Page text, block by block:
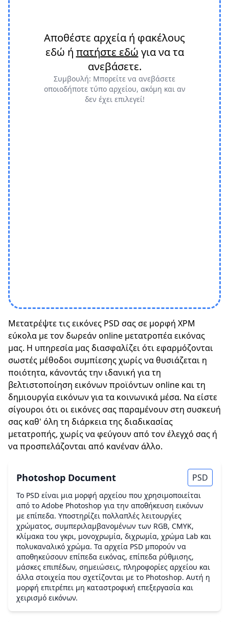
Αποθέστε αρχεία ή φακέλους
εδώ ή πατήστε εδώ για να τα
ανεβάσετε.
Συμβουλή: Μπορείτε να ανεβάσετε
οποιοδήποτε τύπο αρχείου, ακόμη και αν
δεν έχει επιλεγεί!
Μετατρέψτε τις εικόνες PSD σας σε μορφή XPM
εύκολα με τον δωρεάν online μετατροπέα εικόνας
μας. Η υπηρεσία μας διασφαλίζει ότι εφαρμόζονται
σωστές μέθοδοι συμπίεσης χωρίς να θυσιάζεται η
ποιότητα, κάνοντάς την ιδανική για τη
βελτιστοποίηση εικόνων προϊόντων online και τη
δημιουργία εικόνων για τα κοινωνικά μέσα. Να είστε
σίγουροι ότι οι εικόνες σας παραμένουν στη συσκευή
σας καθ' όλη τη διάρκεια της διαδικασίας
μετατροπής, χωρίς να φεύγουν από τον έλεγχό σας ή
να προσπελάζονται από κανέναν άλλο.
Photoshop Document PSD
Το PSD είναι μια μορφή αρχείου που χρησιμοποιείται
από το Adobe Photoshop για την αποθήκευση εικόνων
με επίπεδα. Υποστηρίζει πολλαπλές λειτουργίες
χρώματος, συμπεριλαμβανομένων των RGB, CMYK,
κλίμακα του γκρι, μονοχρωμία, διχρωμία, χρώμα Lab και
πολυκαναλικό χρώμα. Τα αρχεία PSD μπορούν να
αποθηκεύσουν επίπεδα εικόνας, επίπεδα ρύθμισης,
μάσκες επιπέδων, σημειώσεις, πληροφορίες αρχείου και
άλλα στοιχεία που σχετίζονται με το Photoshop. Αυτή η
μορφή επιτρέπει μη καταστροφική επεξεργασία και
χειρισμό εικόνων.